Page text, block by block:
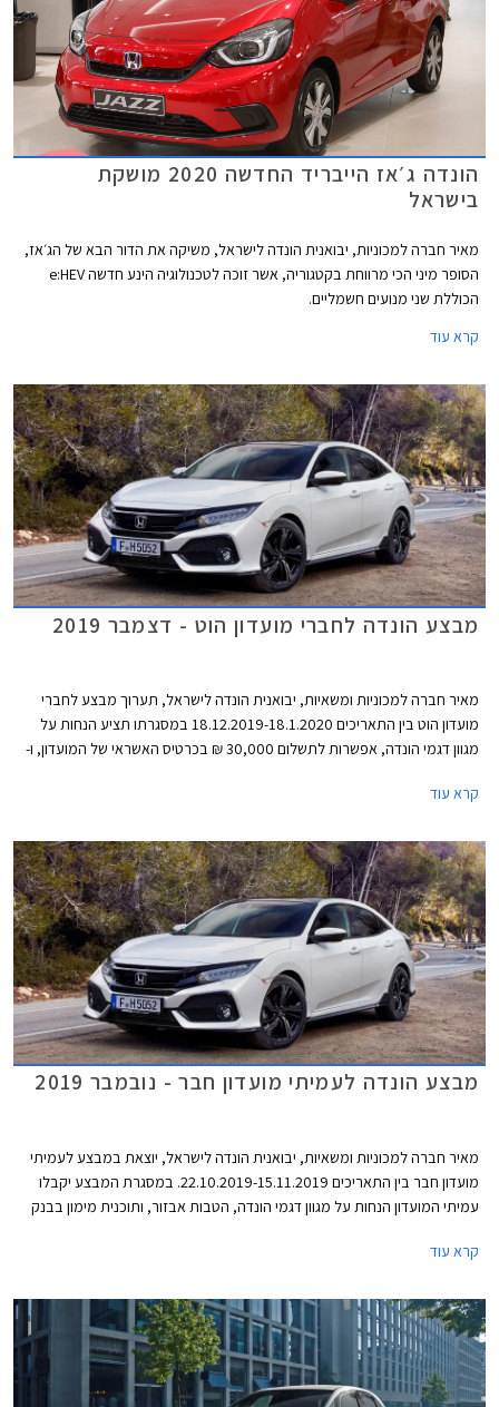
הונדה ג׳אז הייבריד החדשה 2020 מושקת
בישראל
מאיר חברה למכוניות, יבואנית הונדה לישראל, משיקה את הדור הבא של הג׳אז,
הסופר מיני הכי מרווחת בקטגוריה, אשר זוכה לטכנולוגיה הינע חדשה e:HEV
הכוללת שני מנועים חשמליים.
קרא עוד
מבצע הונדה לחברי מועדון הוט - דצמבר 2019
מאיר חברה למכוניות ומשאיות, יבואנית הונדה לישראל, תערוך מבצע לחברי
מועדון הוט בין התאריכים 18.12.2019-18.1.2020 במסגרתו תציע הנחות על
מגוון דגמי הונדה, אפשרות לתשלום 30,000 ₪ בכרטיס האשראי של המועדון, ו-
התצוגה של הונדה ברחבי הארץ.
קרא עוד
מבצע הונדה לעמיתי מועדון חבר - נובמבר 2019
מאיר חברה למכוניות ומשאיות, יבואנית הונדה לישראל, יוצאת במבצע לעמיתי
מועדון חבר בין התאריכים 22.10.2019-15.11.2019. במסגרת המבצע יקבלו
עמיתי המועדון הנחות על מגוון דגמי הונדה, הטבות אבזור, ותוכנית מימון בבנק
מועדפים במסגרת תכנית המימון חבר ליס. המבצע יערך בכל אולמות התצוגה
קרא עוד